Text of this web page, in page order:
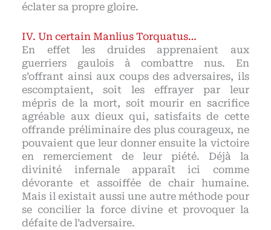
éclater sa propre gloire.
Un certain Manlius Torquatus…
En effet les druides apprenaient aux
guerriers gaulois à combattre nus. En
s’offrant ainsi aux coups des adversaires, ils
escomptaient, soit les effrayer par leur
mépris de la mort, soit mourir en sacrifice
agréable aux dieux qui, satisfaits de cette
offrande préliminaire des plus courageux, ne
pouvaient que leur donner ensuite la victoire
en remerciement de leur piété. Déjà la
divinité infernale apparaît ici comme
dévorante et assoiffée de chair humaine.
Mais il existait aussi une autre méthode pour
se concilier la force divine et provoquer la
défaite de l’adversaire.